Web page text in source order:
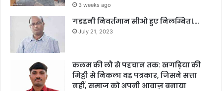
3 weeks ago
गडहनी निवर्तमान सीओ हुए निलम्बित।….
July 21, 2023
कलम की लौ से पहचान तक: खगड़िया की
मिट्टी से निकला वह पत्रकार, जिसने सत्ता
नहीं, समाज को अपनी आवाज़ बनाया